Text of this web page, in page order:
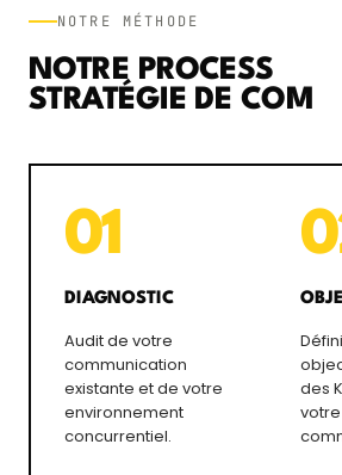
NOTRE MÉTHODE
NOTRE PROCESS
STRATÉGIE DE COM
01
DIAGNOSTIC
Audit de votre
communication
existante et de votre
environnement
concurrentiel.
des